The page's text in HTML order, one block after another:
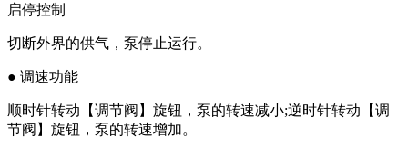
启停控制
切断外界的供气，泵停止运行。
● 调速功能
顺时针转动【调节阀】旋钮，泵的转速减小;逆时针转动【调
节阀】旋钮，泵的转速增加。